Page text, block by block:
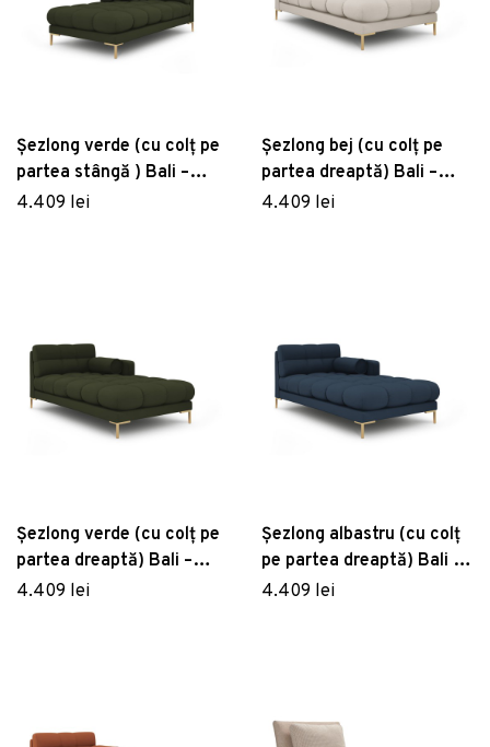
Șezlong verde (cu colț pe
partea stângă ) Bali –
Cosmopolitan Design
4.409 lei
Șezlong bej (cu colț pe
partea dreaptă) Bali –
Cosmopolitan Design
4.409 lei
Șezlong verde (cu colț pe
partea dreaptă) Bali –
Cosmopolitan Design
4.409 lei
Șezlong albastru (cu colț
pe partea dreaptă) Bali –
Cosmopolitan Design
4.409 lei